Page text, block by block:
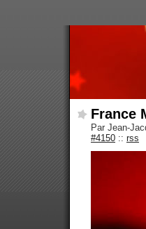
France
Par Jean-
#4150 :: rss